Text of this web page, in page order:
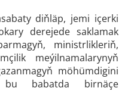
diňläp, jemi içerki
derejede saklamak
ministrlikleriň,
meýilnamalarynyň
möhümdigini
bu babatda birnäçe